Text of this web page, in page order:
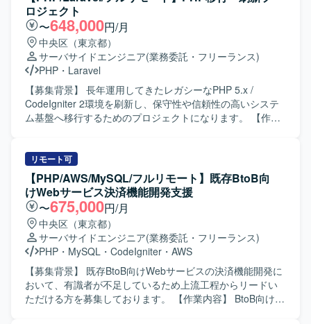
す。UI/UXデザイナーやビジネス側と連携し、要件整理から
最適な技術選定や仕様検討を行っていただきます。リファ
クタリング、コードレビュー、テスト自動化の推進による
品質改善を担っていただきます。GitHub FlowやCI/CDを活
用した開発プロセスの整備・運用や、チームの生産性を高
めるための技術フォローとナレッジ共有も行っていただき
ます。 【求める人物像】 技術的なリードと品質向上に主体
的に取り組んでいただける方を求めております。関係者と
円滑にコミュニケーションを取りながら、要件や仕様を整
組んでいただける方が望ましいです。 【ポジションの魅
力】 フロントエンドからバックエンドまで一気通貫で関わ
ることができ、大規模なDX支援案件において技術面での意
思決定や品質向上に大きな裁量を持って携わることができ
ます。直取引案件において、ビジネス側との距離が近い環
境で開発をリードできる点も魅力です。モダンな技術スタ
ックや開発プロセスの整備にも主体的に関与していただけ
ます。 【開発環境】 言語はRuby、PHP、JavaScript、
TypeScriptを利用しております。フレームワークはRuby on
Rails、Laravel、React、Vue.jsを使用しております。イン
フラ・データベースにはAWS、MySQL、PostgreSQL、
ロジェクト
〜648,000円/月
中央区（東京都）
サーバサイドエンジニア(業務委託・フリーランス)
PHP ・ Laravel
【募集背景】 長年運用してきたレガシーなPHP 5.x /
CodeIgniter 2環境を刷新し、保守性や信頼性の高いシステ
ム基盤へ移行するためのプロジェクトになります。 【作業
的移行またはリプレイスに向けた移行計画の策定をサポー
トします。次期フレームワークの選定支援を行い、選定さ
れたフレームワークを用いた基盤設計および実装を担当し
ます。レガシーコードのリファクタリングやE2Eテスト自動
化の実装にも取り組んでいただきます。 【求める人物像】
レガシー環境のコード解析やリファクタリングに前向きに
取り組める方を求めております。チームメンバーと積極的
に対話しながら活動し、知識共有やメンバーの成長にも関
心を持って伴走いただける方を歓迎いたします。技術的な
内容を分かりやすく言語化し、説明・提案できる方が望ま
しいです。 【ポジションの魅力】 レガシーなPHP環境から
リモート可
【PHP/AWS/MySQL/フルリモート】既存BtoB向
けWebサービス決済機能開発支援
〜675,000円/月
中央区（東京都）
サーバサイドエンジニア(業務委託・フリーランス)
PHP ・ MySQL ・ CodeIgniter ・ AWS
【募集背景】 既存BtoB向けWebサービスの決済機能開発に
おいて、有識者が不足しているため上流工程からリードい
ただける方を募集しております。 【作業内容】 BtoB向け